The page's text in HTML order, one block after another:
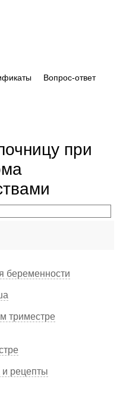
Вопрос-ответ
при
беременности
триместре
и рецепты